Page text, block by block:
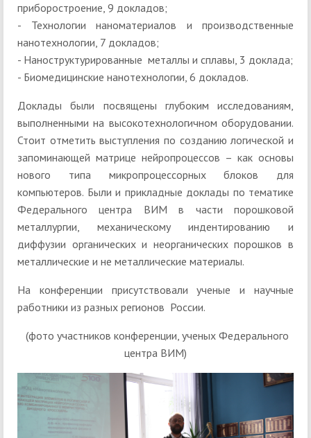
приборостроение, 9 докладов;
- Технологии наноматериалов и производственные
нанотехнологии, 7 докладов;
- Наноструктурированные металлы и сплавы, 3 доклада;
- Биомедицинские нанотехнологии, 6 докладов.
Доклады были посвящены глубоким исследованиям,
выполненными на высокотехнологичном оборудовании.
Стоит отметить выступления по созданию логической и
запоминающей матрице нейропроцессов – как основы
нового типа микропроцессорных блоков для
компьютеров. Были и прикладные доклады по тематике
Федерального центра ВИМ в части порошковой
металлургии, механическому индентированию и
диффузии органических и неорганических порошков в
металлические и не металлические материалы.
На конференции присутствовали ученые и научные
работники из разных регионов России.
(фото участников конференции, ученых Федерального
центра ВИМ)